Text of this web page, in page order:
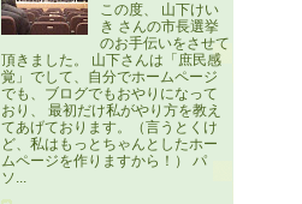
この度、 山下けい
き さんの市長選挙
のお手伝いをさせて
頂きました。 山下さんは「庶民感
覚」でして、自分でホームページ
でも、ブログでもおやりになって
おり、 最初だけ私がやり方を教え
てあげております。（言うとくけ
ど、私はもっとちゃんとしたホー
ムページを作りますから！） パ
ソ...